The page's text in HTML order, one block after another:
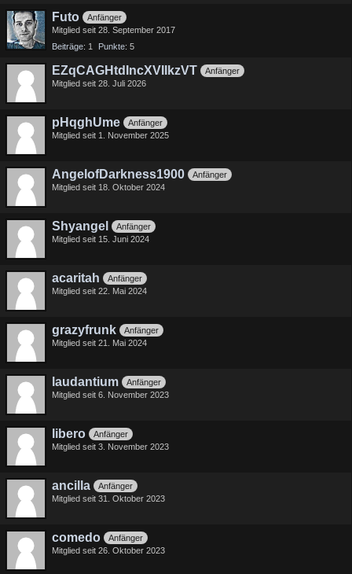
Futo
Anfänger
Mitglied seit 28. September 2017
Beiträge 1 Punkte 5
EZqCAGHtdIncXVIIkzVT
Anfänger
Mitglied seit 28. Juli 2026
pHqghUme
Anfänger
Mitglied seit 1. November 2025
AngelofDarkness1900
Anfänger
Mitglied seit 18. Oktober 2024
Shyangel
Anfänger
Mitglied seit 15. Juni 2024
acaritah
Anfänger
Mitglied seit 22. Mai 2024
grazyfrunk
Anfänger
Mitglied seit 21. Mai 2024
laudantium
Anfänger
Mitglied seit 6. November 2023
libero
Anfänger
Mitglied seit 3. November 2023
ancilla
Anfänger
Mitglied seit 31. Oktober 2023
comedo
Anfänger
Mitglied seit 26. Oktober 2023